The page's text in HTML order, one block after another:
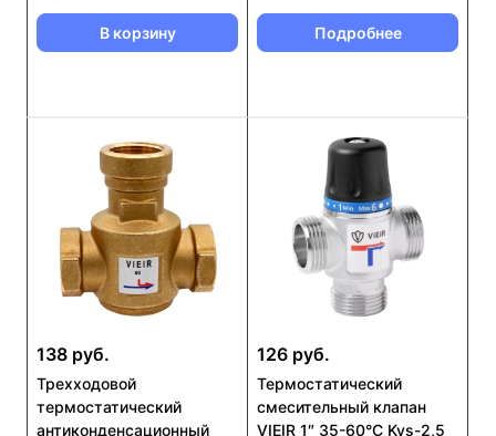
В корзину Подробнее
138 руб.
Трехходовой
термостатический
антиконденсационный
126 руб.
Термостатический
смесительный клапан
VIEIR 1″ 35-60°C Kvs-2,5